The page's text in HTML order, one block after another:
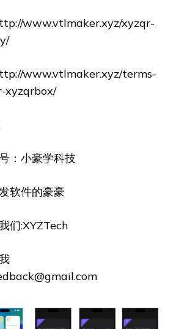
www.vtlmaker.xyz/xyzqr-
www.vtlmaker.xyz/terms-
xyzqrbox/
：小豪学科技
软件的豪豪
们:XYZTech